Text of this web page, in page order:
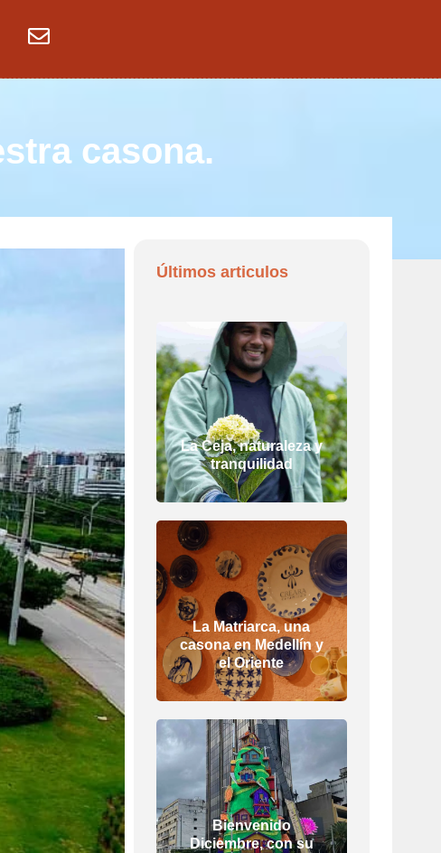
casona.
Últimos articulos
La Ceja, naturaleza y
tranquilidad
La Matriarca, una
casona en Medellín y
el Oriente
Bienvenido
Diciembre, con su